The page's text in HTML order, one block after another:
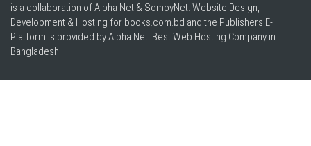
is a collaboration of Alpha Net & SomoyNet. Website Design,
Development & Hosting for books.com.bd and the Publishers E-
Platform is provided by Alpha Net. BestWeb Hosting Company in
Bangladesh.